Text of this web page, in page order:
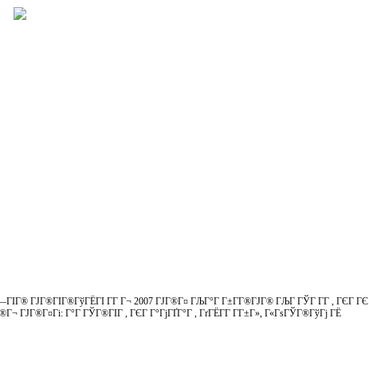
ГЈГ®ГІГ®ГўГЁГІ Г­Г Г¬ 2007 ГЈГ®Г¤ ГЉГ°Г Г±Г­Г®ГЈГ® ГЉГ ГЎГ Г­Г , ГЄГ ГЄ
ГЈГ®Г¤Гі: Г°Г ГЎГ®ГІГ , ГЄГ Г°ГјГҐГ°Г , ГґГЁГ­Г Г­Г±Г», Г«ГѕГЎГ®ГўГј ГЁ